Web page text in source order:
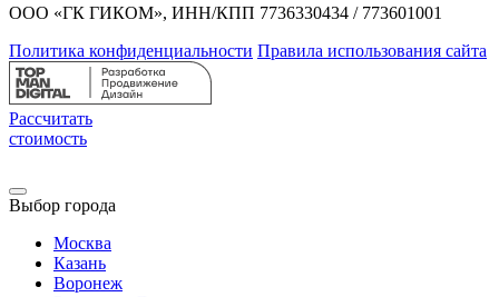
ООО «ГК ГИКОМ», ИНН/КПП 7736330434 / 773601001
Политика конфиденциальности Правила использования сайта
Рассчитать
стоимость
Выбор города
Москва
Казань
Воронеж